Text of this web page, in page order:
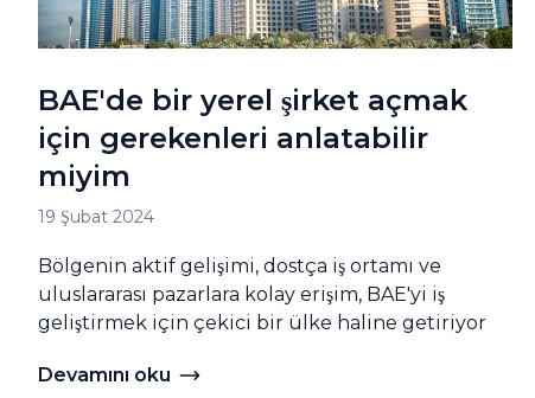
BAE'de bir yerel şirket açmak
için gerekenleri anlatabilir
miyim
19 Şubat 2024
Bölgenin aktif gelişimi, dostça iş ortamı ve
uluslararası pazarlara kolay erişim, BAE'yi iş
geliştirmek için çekici bir ülke haline getiriyor
Devamını oku BAE'de bir yerel şirket açmak için
Devamını oku